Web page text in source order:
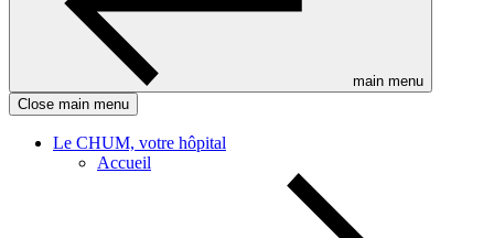
main menu
Close main menu
Le CHUM, votre hôpital
Accueil